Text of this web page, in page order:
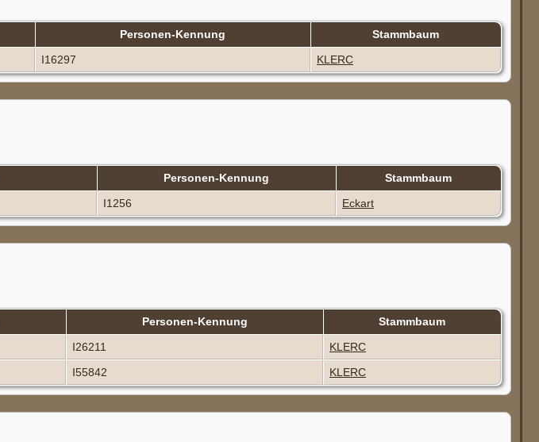
Personen-Kennung
Stammbaum
I16297 KLERC
Personen-Kennung
Stammbaum
I1256 Eckart
Personen-Kennung
Stammbaum
I26211
KLERC
I55842 KLERC